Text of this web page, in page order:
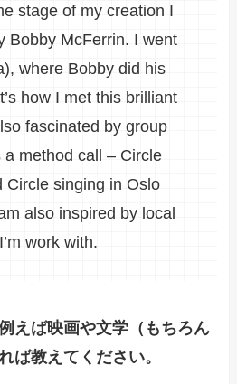
stage of my creation I
Bobby McFerrin. I went
where Bobby did his
how I met this brilliant
fascinated by group
a method call – Circle
singing in Oslo
also inspired by local
work with.
えば映画や文学（もちろん
ば教えてください。